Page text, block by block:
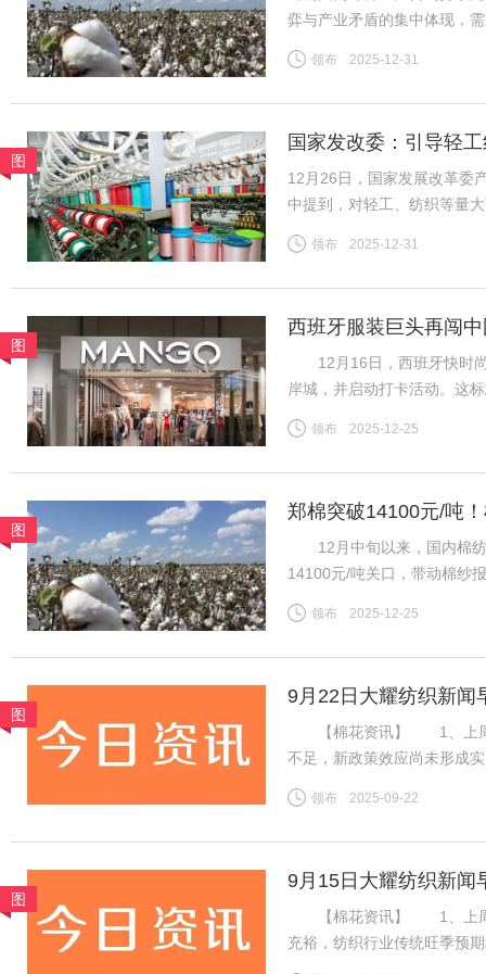
弈与产业矛盾的集中体现，
格上涨提供助力。新疆棉花
领布 2025-12-31
图
国家发改委：引导轻
12月26日，国家发展改革委
中提到，对轻工、纺织等量
吸纳就业等方面发挥着重要
领布 2025-12-31
图
西班牙服装巨头再闯
12月16日，西班牙快时尚
岸城，并启动打卡活动。
20世纪80年代初，西班牙开
领布 2025-12-25
图
郑棉突破14100元/吨
地市场
12月中旬以来，国内棉纺
14100元/吨关口，带动棉纱
挤压，行业竞争格局生变
领布 2025-12-25
图
9月22日大耀纺织新闻
【棉花资讯】 1、上周国
不足，新政策效应尚未形成
盘ICE期棉同样先涨后跌，
领布 2025-09-22
图
9月15日大耀纺织新闻
【棉花资讯】 1、上周国
充裕，纺织行业传统旺季预